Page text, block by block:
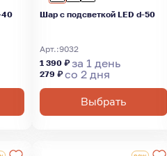
40 Шар с подсветкой LED d-50
Арт.:9032
1 390 ₽ за 1 день
279 ₽со 2 дня
Выбрать